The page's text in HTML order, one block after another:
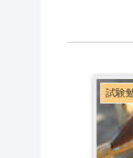
試験